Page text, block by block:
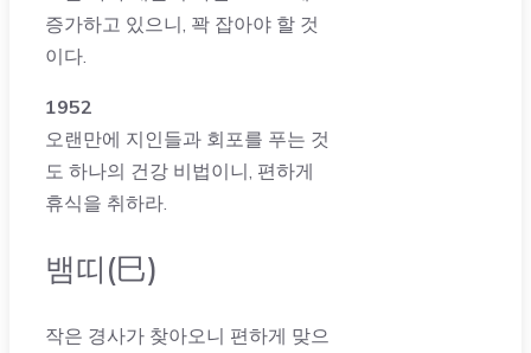
증가하고 있으니, 꽉 잡아야 할 것
이다.
1952
오랜만에 지인들과 회포를 푸는 것
도 하나의 건강 비법이니, 편하게
휴식을 취하라.
뱀띠(巳)
작은 경사가 찾아오니 편하게 맞으